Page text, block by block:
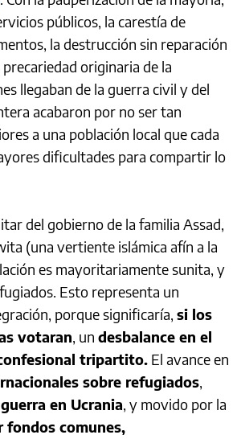
públicos, la carestía de
la destrucción sin reparación
originaria de la
llegaban de la guerra civil y del
acabaron por no ser tan
a una población local que cada
dificultades para compartir lo
del gobierno de la familia Assad,
(una vertiente islámica afín a la
es mayoritariamente sunita, y
Esto representa un
porque significaría, si los
votaran, un desbalance en el
tripartito. El avance en
sobre refugiados,
en Ucrania, y movido por la
fondos comunes,